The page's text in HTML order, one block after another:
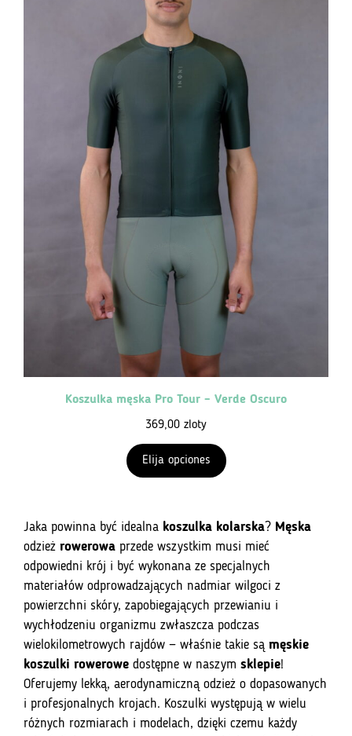
Koszulka męska Pro Tour – Verde Oscuro
369,00 zloty
Elija opciones
Jaka powinna być idealna koszulka kolarska? Męska
odzież rowerowa przede wszystkim musi mieć
odpowiedni krój i być wykonana ze specjalnych
materiałów odprowadzających nadmiar wilgoci z
powierzchni skóry, zapobiegających przewianiu i
wychłodzeniu organizmu zwłaszcza podczas
wielokilometrowych rajdów — właśnie takie są męskie
koszulki rowerowe dostępne w naszym sklepie!
Oferujemy lekką, aerodynamiczną odzież o dopasowanych
i profesjonalnych krojach. Koszulki występują w wielu
różnych rozmiarach i modelach, dzięki czemu każdy